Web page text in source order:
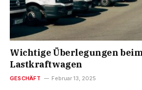
Wichtige Überlegungen
Lastkraftwagen
GESCHÄFT Februar 13, 2025